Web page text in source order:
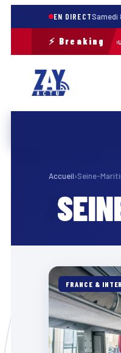
EN DIRECTSamedi
⚡ Breaking
opération de terrain pour
Accueil›Seine-
FRANCE &